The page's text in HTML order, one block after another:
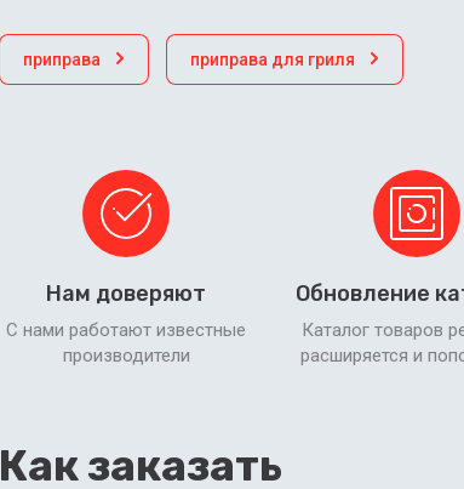
приправа приправа для гриля
Нам доверяют
С нами работают известные
производители
Обновление
Каталог товаров
расширяется и
Как заказать